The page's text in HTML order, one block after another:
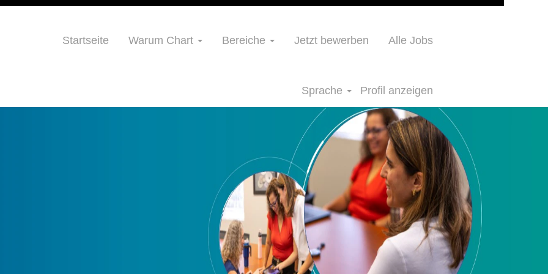
Startseite Warum Chart Bereiche Jetzt bewerben Alle Jobs
Sprache Profil anzeigen